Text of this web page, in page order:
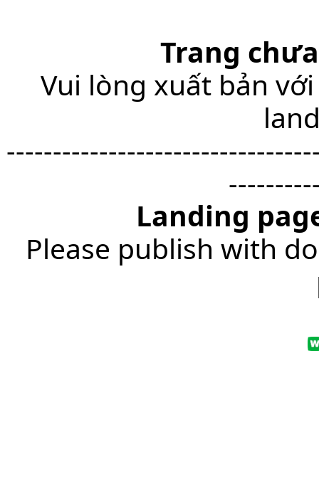
Trang
Vui lòng xuất bản
Landing
Please publish with